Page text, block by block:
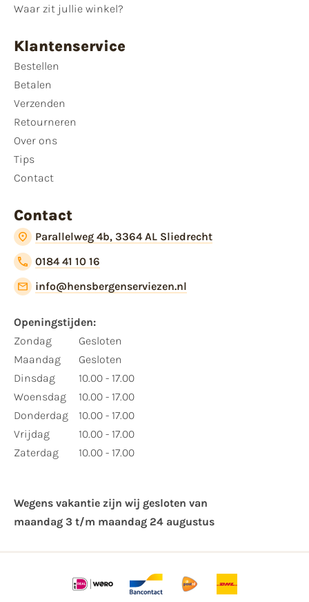
Waar zit jullie winkel?
Klantenservice
Bestellen
Betalen
Verzenden
Retourneren
Over ons
Tips
Contact
Contact
Parallelweg 4b, 3364 AL Sliedrecht
0184 41 10 16
info@hensbergenserviezen.nl
Openingstijden:
Zondag
Maandag
Dinsdag
Woensdag
Donderdag
Vrijdag
Zaterdag
Gesloten
Gesloten
10.00 - 17.00
10.00 - 17.00
10.00 - 17.00
10.00 - 17.00
10.00 - 17.00
Wegens vakantie zijn wij gesloten van ​
maandag 3 t/m maandag 24 augustus